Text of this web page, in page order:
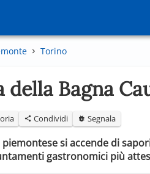
Torino
della Bagna
Condividi Segnala
piemontese si accende di
gastronomici più